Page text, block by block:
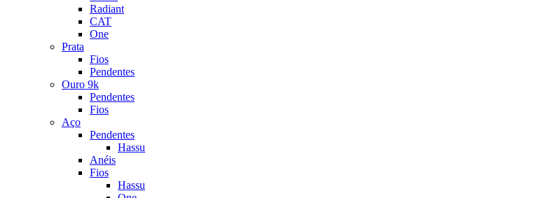
Radiant
CAT
One
Prata
Fios
Pendentes
Ouro 9k
Pendentes
Fios
Aço
Pendentes
Hassu
Anéis
Fios
Hassu